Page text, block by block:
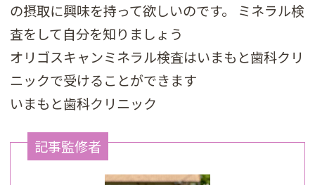
の摂取に興味を持って欲しいのです。 ミネラル検
査をして自分を知りましょう
オリゴスキャンミネラル検査はいまもと歯科クリ
ニックで受けることができます
いまもと歯科クリニック
記事監修者